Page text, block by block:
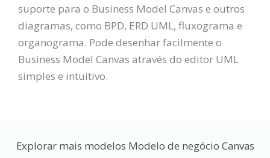
suporte para o Business Model Canvas e outros
diagramas, como BPD, ERD UML, fluxograma e
organograma. Pode desenhar facilmente o
Business Model Canvas através do editor UML
simples e intuitivo.
Explorar mais modelos Modelo de negócio Canvas